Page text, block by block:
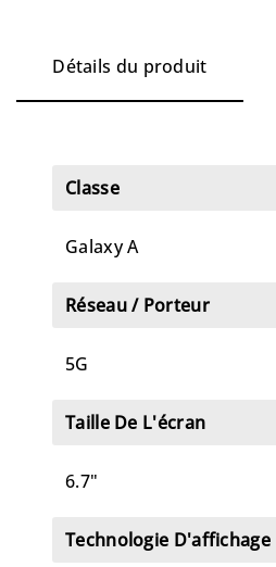
Détails du produit
Classe
Galaxy A
Réseau / Porteur
5G
Taille De L'écran
6.7"
Technologie D'affichage